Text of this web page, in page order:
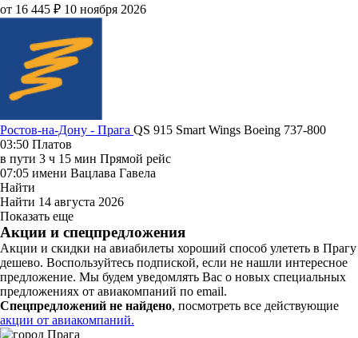
от 16 445 ₽ 10 ноября 2026
Ростов-на-Дону - Прага QS 915 Smart Wings Boeing 737-800
03:50 Платов
в пути 3 ч 15 мин Прямой рейс
07:05 имени Вацлава Гавела
Найти
Найти 14 августа 2026
Показать еще
Акции и спецпредложения
Акции и скидки на авиабилеты хороший способ улететь в Прагу
дешево. Воспользуйтесь подпиской, если не нашли интересное
предложение. Мы будем уведомлять Вас о новых специальных
предложениях от авиакомпаний по email.
Спецпредложений не найдено, посмотреть все действующие
акции от авиакомпаний.